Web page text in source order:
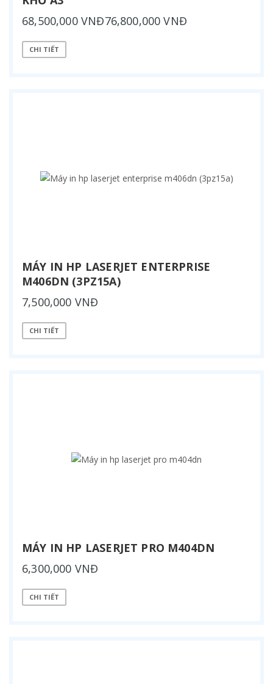
68,500,000 VNĐ76,800,000 VNĐ
CHI TIẾT
MÁY IN HP LASERJET ENTERPRISE
M406DN (3PZ15A)
7,500,000 VNĐ
CHI TIẾT
MÁY IN HP LASERJET PRO M404DN
6,300,000 VNĐ
CHI TIẾT